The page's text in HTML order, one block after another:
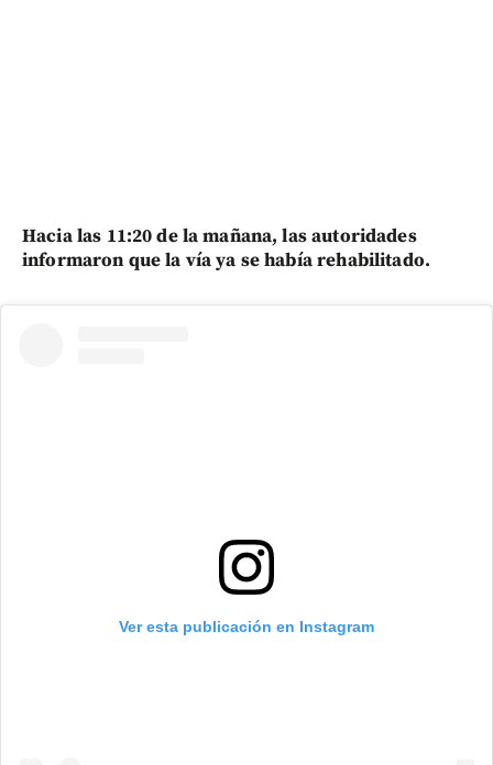
Hacia las 11:20 de la mañana, las autoridades
informaron que la vía ya se había rehabilitado.
Ver esta publicación en Instagram